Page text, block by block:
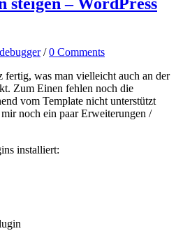
steigen – WordPress
debugger /0 Comments
was man vielleicht auch an der
Zum Einen fehlen noch die
vom Template nicht unterstützt
noch ein paar Erweiterungen /
installiert: